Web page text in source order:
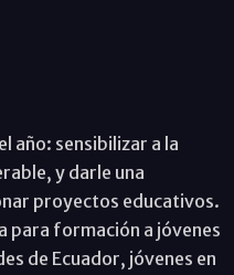
año: sensibilizar a la
y darle una
proyectos educativos.
para formación a jóvenes
de Ecuador, jóvenes en